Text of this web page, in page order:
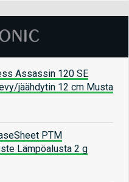
Assassin 120 SE
jäähdytin 12 cm Musta
PTM
Lämpöalusta 2 g